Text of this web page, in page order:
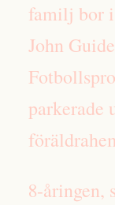
familj bor
John
parkerade
8-åringen,